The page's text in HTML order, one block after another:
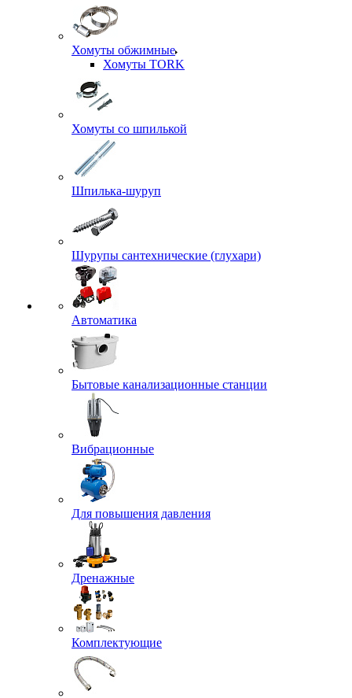
Хомуты обжимные
Хомуты TORK
Хомуты со шпилькой
Шпилька-шуруп
Шурупы сантехнические (глухари)
Автоматика
Бытовые канализационные станции
Вибрационные
Для повышения давления
Дренажные
Комплектующие